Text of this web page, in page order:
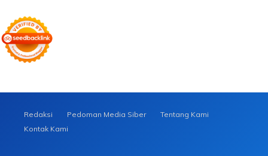
Redaksi Pedoman Media Siber
Tentang Kami
Kontak Kami